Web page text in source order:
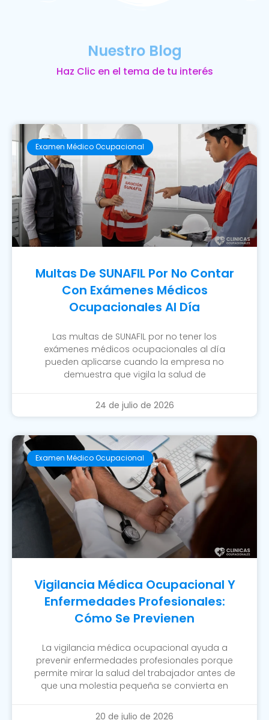
Nuestro Blog
Haz Clic en el tema de tu interés
Examen Médico Ocupacional
Multas De SUNAFIL Por No Contar
Con Exámenes Médicos
Ocupacionales Al Día
Las multas de SUNAFIL por no tener los
exámenes médicos ocupacionales al día
pueden aplicarse cuando la empresa no
demuestra que vigila la salud de
24 de julio de 2026
Examen Médico Ocupacional
Vigilancia Médica Ocupacional Y
Enfermedades Profesionales:
Cómo Se Previenen
La vigilancia médica ocupacional ayuda a
prevenir enfermedades profesionales porque
permite mirar la salud del trabajador antes de
que una molestia pequeña se convierta en
20 de julio de 2026